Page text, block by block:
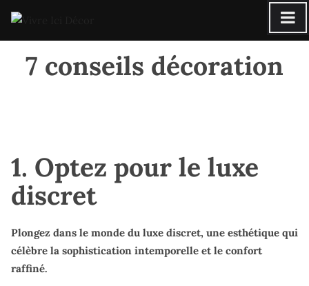
content
7 conseils décoration
1. Optez pour le luxe
discret
Plongez dans le monde du luxe discret, une esthétique qui
célèbre la sophistication intemporelle et le confort
raffiné.